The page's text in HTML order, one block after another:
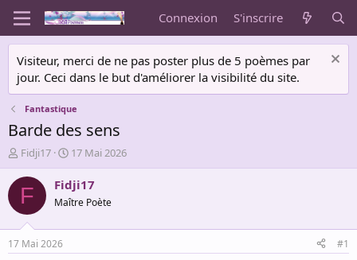
Connexion S'inscrire
Visiteur, merci de ne pas poster plus de 5 poèmes par
jour. Ceci dans le but d'améliorer la visibilité du site.
Fantastique
Barde des sens
A
u
t
e
r
d
e
Fidji17
D
a
t
e
d
é
17 Mai 2026
F Fidji17
Maître Poète
17 Mai 2026 #1